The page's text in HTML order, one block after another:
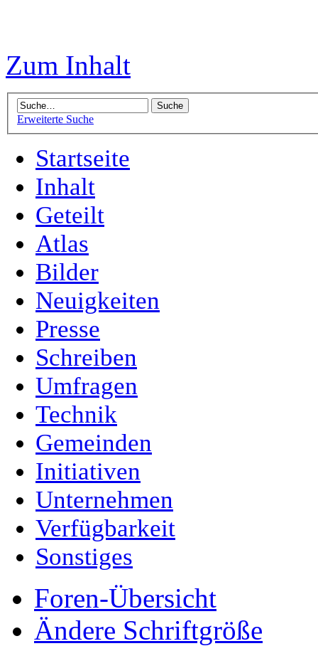
Zum Inhalt
Erweiterte Suche
Startseite
Inhalt
Geteilt
Atlas
Bilder
Neuigkeiten
Presse
Schreiben
Umfragen
Technik
Gemeinden
Initiativen
Unternehmen
Verfügbarkeit
Sonstiges
Foren-Übersicht
Ändere Schriftgröße